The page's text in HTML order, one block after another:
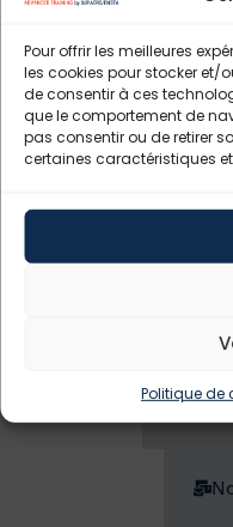
Pour offrir les meilleures
les cookies pour stocker et/
de consentir à ces
que le comportement de
pas consentir ou de retirer
certaines caractéristiques
Politique de
Version anglaise
demande
Bulletin
PDF